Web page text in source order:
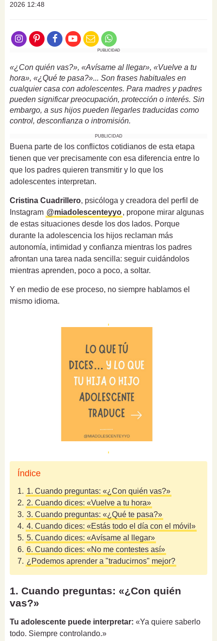
2026 12:48
PUBLICIDAD
«¿Con quién vas?», «Avísame al llegar», «Vuelve a tu
hora», «¿Qué te pasa?»... Son frases habituales en
cualquier casa con adolescentes. Para madres y padres
pueden significar preocupación, protección o interés. Sin
embargo, a sus hijos pueden llegarles traducidas como
control, desconfianza o intromisión.
PUBLICIDAD
Buena parte de los conflictos cotidianos de esta etapa
tienen que ver precisamente con esa diferencia entre lo
que los padres quieren transmitir y lo que los
adolescentes interpretan.
Cristina Cuadrillero, psicóloga y creadora del perfil de
Instagram @miadolescenteyyo, propone mirar algunas
de estas situaciones desde los dos lados. Porque
durante la adolescencia los hijos reclaman más
autonomía, intimidad y confianza mientras los padres
afrontan una tarea nada sencilla: seguir cuidándolos
mientras aprenden, poco a poco, a soltar.
Y en medio de ese proceso, no siempre hablamos el
mismo idioma.
Índice
1. 1. Cuando preguntas: «¿Con quién vas?»
2. 2. Cuando dices: «Vuelve a tu hora»
3. 3. Cuando preguntas: «¿Qué te pasa?»
4. 4. Cuando dices: «Estás todo el día con el móvil»
5. 5. Cuando dices: «Avísame al llegar»
6. 6. Cuando dices: «No me contestes así»
7. ¿Podemos aprender a "traducirnos" mejor?
1. Cuando preguntas: «¿Con quién
vas?»
Tu adolescente puede interpretar: «Ya quiere saberlo
todo. Siempre controlando.»